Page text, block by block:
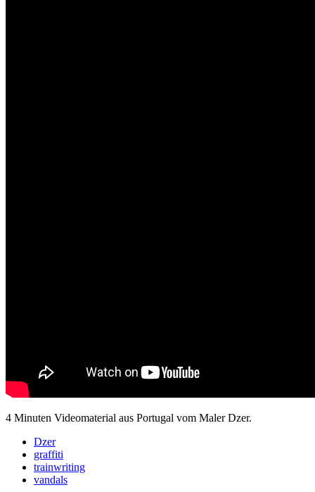
4 Minuten Videomaterial aus Portugal vom Maler Dzer.
Dzer
graffiti
trainwriting
vandals